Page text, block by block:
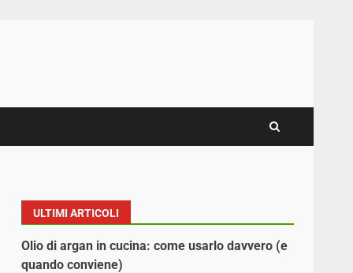
ULTIMI ARTICOLI
Olio di argan in cucina: come usarlo davvero (e
quando conviene)